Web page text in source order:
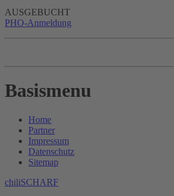
AUSGEBUCHT
PHO-Anmeldung
Basismenu
Home
Partner
Impressum
Datenschutz
Sitemap
chiliSCHARF